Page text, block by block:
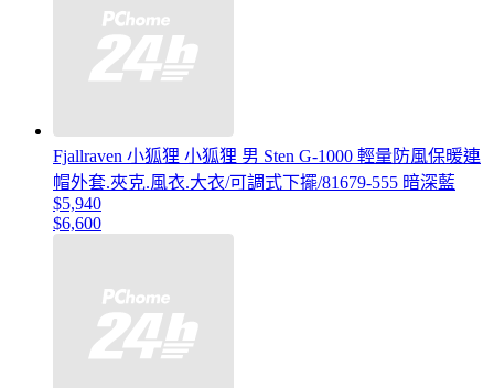
Fjallraven 小狐狸 小狐狸 男 Sten G-1000 輕量防風保暖連
帽外套.夾克.風衣.大衣/可調式下擺/81679-555 暗深藍
$5,940
$6,600